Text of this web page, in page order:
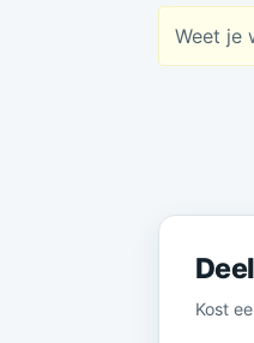
Weet je
Kost